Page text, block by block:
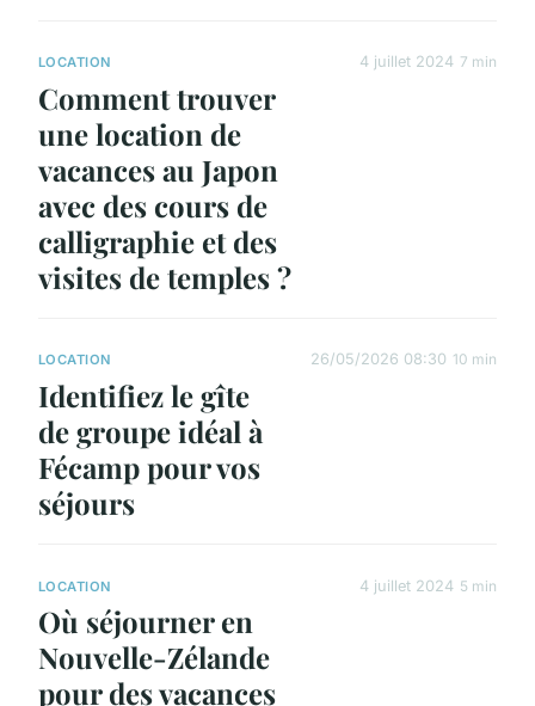
LOCATION
Comment trouver
une location de
vacances au Japon
avec des cours de
calligraphie et des
visites de temples ?
4 juillet 2024 7 min
LOCATION
Identifiez le gîte
de groupe idéal à
Fécamp pour vos
séjours
26/05/2026 08:30 10 min
LOCATION
Où séjourner en
Nouvelle-Zélande
pour des vacances
4 juillet 2024 5 min